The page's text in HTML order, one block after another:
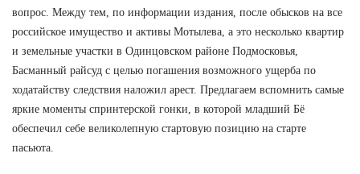
вопрос. Между тем, по информации издания, после обысков на все
российское имущество и активы Мотылева, а это несколько квартир
и земельные участки в Одинцовском районе Подмосковья,
Басманный райсуд с целью погашения возможного ущерба по
ходатайству следствия наложил арест. Предлагаем вспомнить самые
яркие моменты спринтерской гонки, в которой младший Бё
обеспечил себе великолепную стартовую позицию на старте
пасьюта.